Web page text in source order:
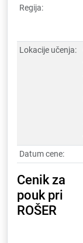
Regija:
Lokacije učenja:
Datum cene:
Cenik za
pouk pri
ROŠER